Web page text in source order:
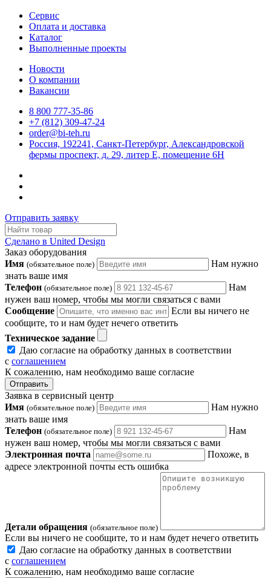
Сервис
Оплата и доставка
Каталог
Выполненные проекты
Новости
О компании
Вакансии
8 800 777-35-86
+7 (812) 309-47-24
order@bi-teh.ru
Россия, 192241, Санкт-Петербург, Александровской
фермы проспект, д. 29, литер Е, помещение 6Н
Отправить заявку
Сделано в United Design
Заказ оборудования
Имя (обязательное поле)
Нам нужно
знать ваше имя
Телефон (обязательное поле)
Нам
нужен ваш номер, чтобы мы могли связаться с вами
Сообщение
Если вы ничего не
сообщите, то и нам будет нечего ответить
Техническое задание
Даю согласие на обработку данных в соответствии
с соглашением
К сожалению, нам необходимо ваше согласие
Отправить
Заявка в сервисный центр
Имя (обязательное поле)
Нам нужно
знать ваше имя
Телефон (обязательное поле)
Нам
нужен ваш номер, чтобы мы могли связаться с вами
Электронная почта
Похоже, в
адресе электронной почты есть ошибка
Детали обращения (обязательное поле)
Если вы ничего не сообщите, то и нам будет нечего ответить
Даю согласие на обработку данных в соответствии
с соглашением
К сожалению, нам необходимо ваше согласие